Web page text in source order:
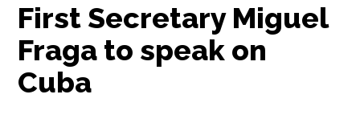
First Secretary Miguel
Fraga to speak on
Cuba